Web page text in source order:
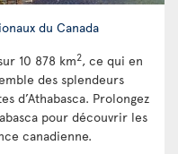
du Canada
10 878 km2, ce qui en
des splendeurs
d’Athabasca. Prolongez
pour découvrir les
canadienne.